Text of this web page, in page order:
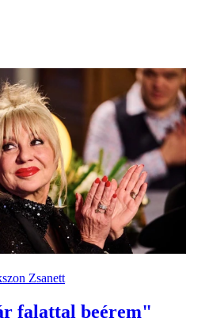
Zsanett
falattal beérem"